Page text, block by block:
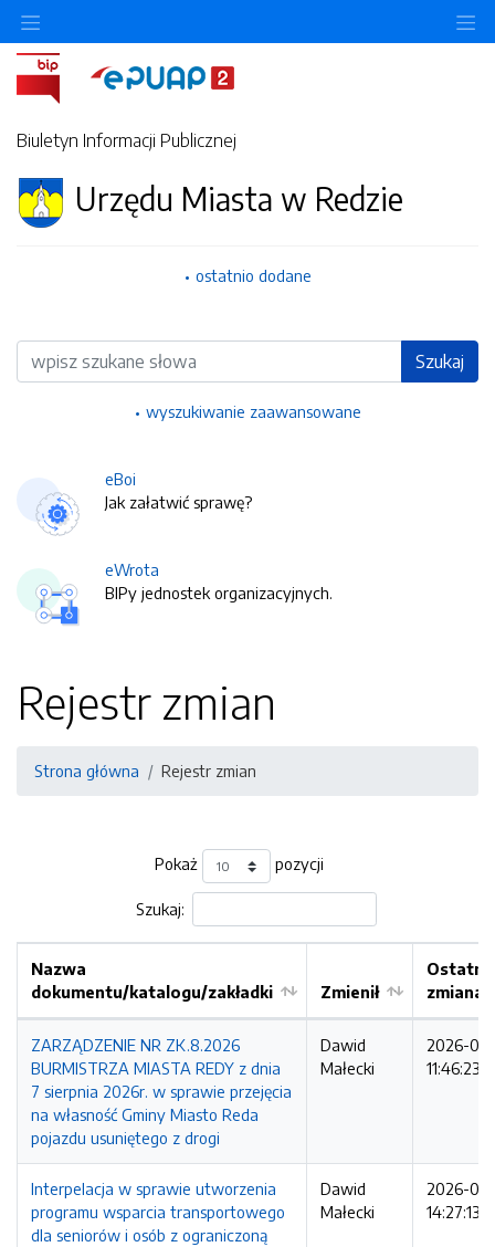
Biuletyn Informacji Publicznej
Urzędu Miasta w Redzie
ostatnio dodane
Wyszukiwarka Szukaj
wyszukiwanie zaawansowane
eBoi
Jak załatwić sprawę?
eWrota
BIPy jednostek organizacyjnych.
Rejestr zmian
Strona główna Rejestr zmian
Pokaż pozycji
Szukaj:
Nazwa
dokumentu/katalogu/zakładki
Zmienił
zmiana
ZARZĄDZENIE NR ZK.8.2026
BURMISTRZA MIASTA REDY z dnia
7 sierpnia 2026r. w sprawie przejęcia
na własność Gminy Miasto Reda
pojazdu usuniętego z drogi
Dawid
Małecki
2026-
11:46:23
Interpelacja w sprawie utworzenia
programu wsparcia transportowego
dla seniorów i osób z ograniczoną
Dawid
Małecki
2026-
14:27:13